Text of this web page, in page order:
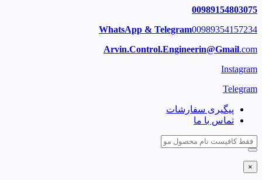
00989154803075
WhatsApp & Telegram00989354157234
Arvin.Control.Engineerin@Gmail.com
Instagram
Telegram
پیگیری سفارشات
تماس با ما
×